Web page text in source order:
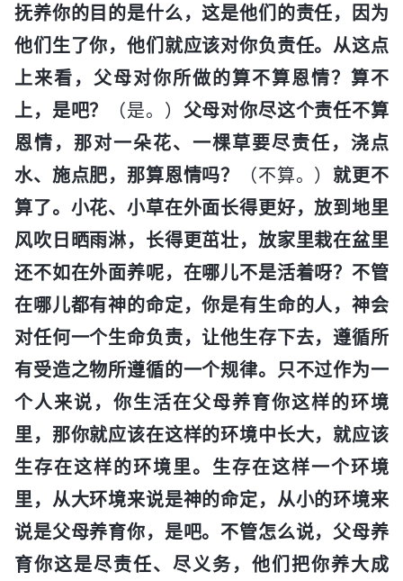
抚养你的目的是什么，这是他们的责任，因为
他们生了你，他们就应该对你负责任。从这点
上来看，父母对你所做的算不算恩情？算不
上，是吧？
（是。） 父母对你尽这个责任不算
恩情，那对一朵花、一棵草要尽责任，浇点
水、施点肥，那算恩情吗？
（不算。） 就更不
算了。小花、小草在外面长得更好，放到地里
风吹日晒雨淋，长得更茁壮，放家里栽在盆里
还不如在外面养呢，在哪儿不是活着呀？不管
在哪儿都有神的命定，你是有生命的人，神会
对任何一个生命负责，让他生存下去，遵循所
有受造之物所遵循的一个规律。只不过作为一
个人来说，你生活在父母养育你这样的环境
里，那你就应该在这样的环境中长大，就应该
生存在这样的环境里。生存在这样一个环境
里，从大环境来说是神的命定，从小的环境来
说是父母养育你，是吧。不管怎么说，父母养
育你这是尽责任、尽义务，他们把你养大成